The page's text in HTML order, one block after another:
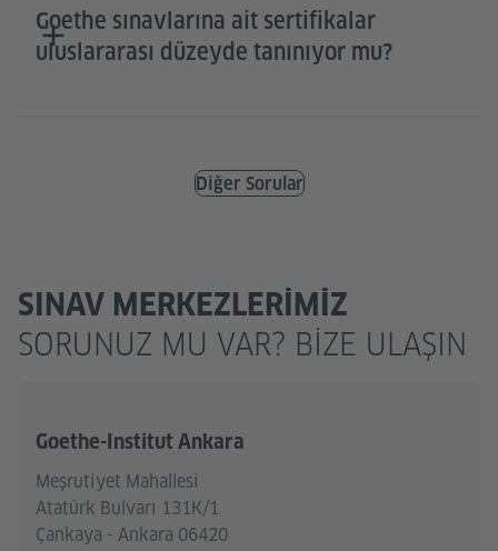
Goethe sınavlarına ait sertifikalar
uluslararası düzeyde tanınıyor mu?
Diğer Sorular
SINAV MERKEZLERIMIZ
SORUNUZ MU VAR? BIZE ULAŞIN
Goethe-Institut Ankara
Meşrutiyet Mahallesi
Atatürk Bulvarı 131K/1
Çankaya - Ankara 06420